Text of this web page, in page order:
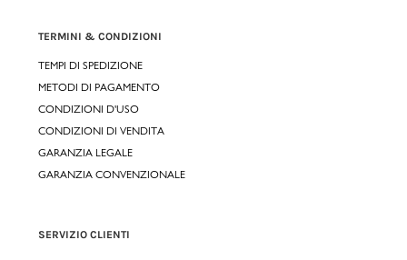
TERMINI & CONDIZIONI
TEMPI DI SPEDIZIONE
METODI DI PAGAMENTO
CONDIZIONI D'USO
CONDIZIONI DI VENDITA
GARANZIA LEGALE
GARANZIA CONVENZIONALE
SERVIZIO CLIENTI